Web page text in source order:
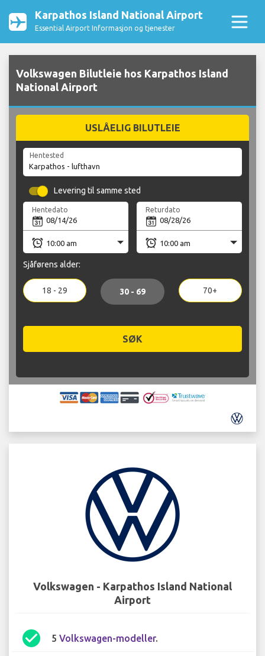
Karpathos Island National Airport
Essential Airport Informasjon og tjenester
Volkswagen Bilutleie hos Karpathos Island
National Airport
USLÅELIG BILUTLEIE
Hentested
Levering til samme sted
Hentedato Returdato
Sjåførens alder:
18 - 29 30 - 69 70+
SØK
Volkswagen - Karpathos Island National
Airport
check_circle 5 Volkswagen-modeller.